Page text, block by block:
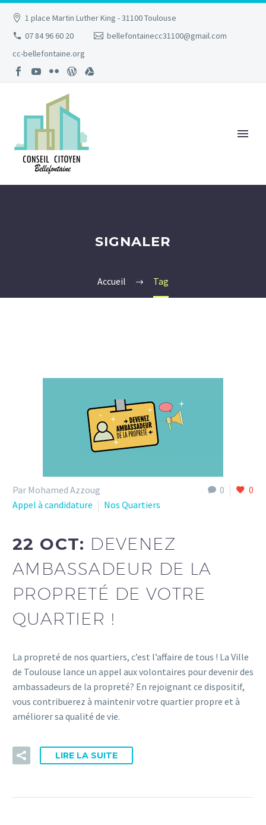
1 place Martin Luther King - 31100 Toulouse
07 84 96 60 20
bellefontainecc31100@gmail.com
cc-bellefontaine.org
SIGNALER
Accueil Tag
0 0
Par Mohamed Azzoug
Appel à candidature
Nos Quartiers
22 OCT: DEVENEZ
AMBASSADEUR DE LA
PROPRETÉ DE VOTRE
QUARTIER !
La propreté de nos quartiers, c’est l’affaire de tous ! La Ville
de Toulouse lance un appel aux volontaires pour devenir des
ambassadeurs de la propreté? En rejoignant ce dispositif,
vous contribuerez à maintenir votre quartier propre et à
améliorer sa qualité de vie.
LIRE LA SUITE